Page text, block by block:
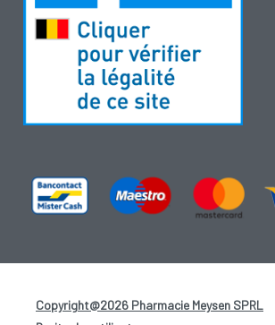
Copyright@2026 Pharmacie Meysen SPRL